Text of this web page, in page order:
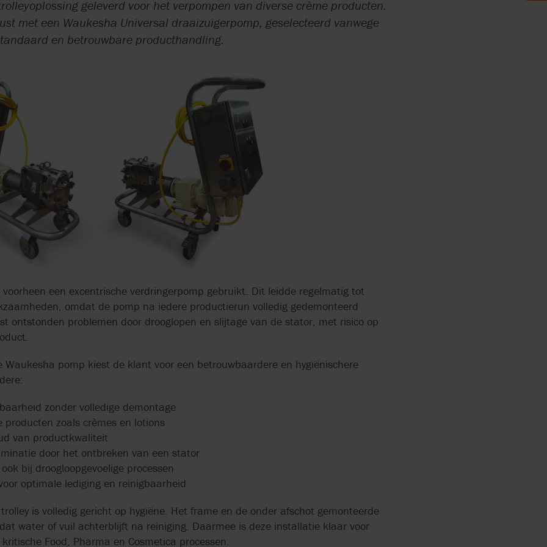
KWALITEITSBORGING
ENGINEERING
ONDERHOUDSCONTRACT
AXFLOW SERVICE EN
CIRCULAIRE ECONOMIE
geleverd voor het verpompen van diverse crème producten.
met een Waukesha Universal draaizuigerpomp, geselecteerd vanwege
en betrouwbare producthandling.
een excentrische verdringerpomp gebruikt. Dit leidde regelmatig tot
omdat de pomp na iedere productierun volledig gedemonteerd
ontstonden problemen door drooglopen en slijtage van de stator, met risico op
pomp kiest de klant voor een betrouwbaardere en hygiënischere
zonder volledige demontage
producten zoals crèmes en lotions
van productkwaliteit
door het ontbreken van een stator
bij droogloopgevoelige processen
optimale lediging en reinigbaarheid
is volledig gericht op hygiëne. Het frame en de onder afschot gemonteerde
water of vuil achterblijft na reiniging. Daarmee is deze installatie klaar voor
Food, Pharma en Cosmetica processen.